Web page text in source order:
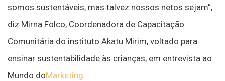
somos sustentáveis, mas talvez nossos netos sejam”,
diz Mirna Folco, Coordenadora de Capacitação
Comunitária do instituto Akatu Mirim, voltado para
ensinar sustentabilidade às crianças, em entrevista ao
Mundo doMarketing.